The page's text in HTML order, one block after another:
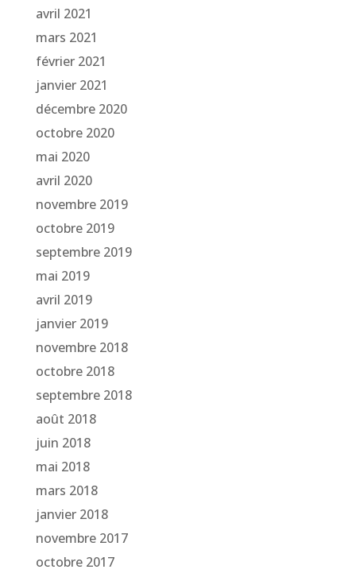
avril 2021
mars 2021
février 2021
janvier 2021
décembre 2020
octobre 2020
mai 2020
avril 2020
novembre 2019
octobre 2019
septembre 2019
mai 2019
avril 2019
janvier 2019
novembre 2018
octobre 2018
septembre 2018
août 2018
juin 2018
mai 2018
mars 2018
janvier 2018
novembre 2017
octobre 2017